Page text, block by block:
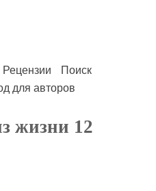
Рецензии
Поиск
для авторов
жизни 12